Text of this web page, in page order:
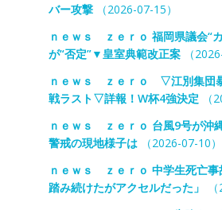
バー攻撃（2026-07-15）
ｎｅｗｓ ｚｅｒｏ 福岡県議会“
が“否定”▼皇室典範改正案（
ｎｅｗｓ ｚｅｒｏ ▽江別集団
戦ラスト▽詳報！W杯4強決定 （
ｎｅｗｓ ｚｅｒｏ 台風9号が沖
警戒の現地様子は（2026-07-10）
ｎｅｗｓ ｚｅｒｏ 中学生死亡事
踏み続けたがアクセルだった」